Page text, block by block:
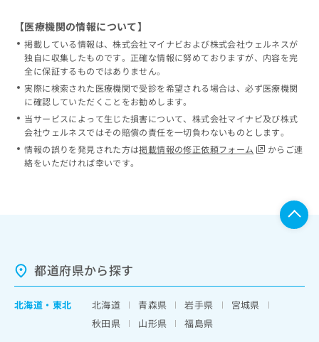
【医療機関の情報について】
掲載している情報は、株式会社マイナビおよび株式会社ウェルネスが
独自に収集したものです。正確な情報に努めておりますが、内容を完
全に保証するものではありません。
実際に検索された医療機関で受診を希望される場合は、必ず医療機関
に確認していただくことをお勧めします。
当サービスによって生じた損害について、株式会社マイナビ及び株式
会社ウェルネスではその賠償の責任を一切負わないものとします。
情報の誤りを発見された方は掲載情報の修正依頼フォーム
からご連
絡をいただければ幸いです。
都道府県から探す
北海道 ・ 東北 北海道 青森県 岩手県
宮城県
秋田県
山形県
福島県